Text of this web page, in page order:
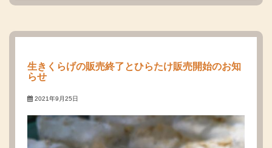
生きくらげの販売終了とひらたけ販売開始のお知
らせ
2021年9月25日